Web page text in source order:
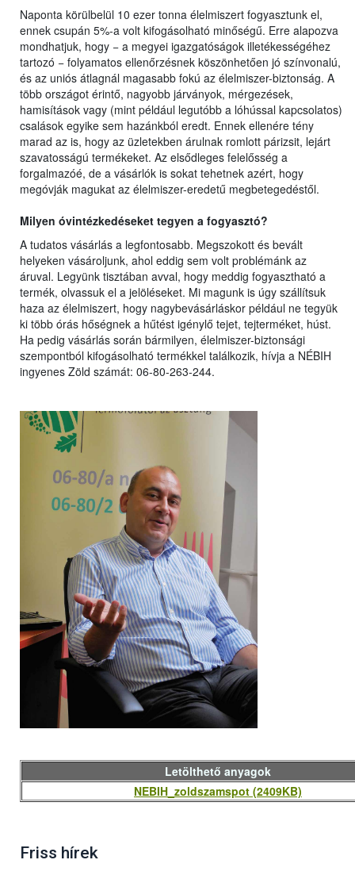
Naponta körülbelül 10 ezer tonna élelmiszert fogyasztunk el,
ennek csupán 5%-a volt kifogásolható minőségű. Erre alapozva
mondhatjuk, hogy − a megyei igazgatóságok illetékességéhez
tartozó − folyamatos ellenőrzésnek köszönhetően jó színvonalú,
és az uniós átlagnál magasabb fokú az élelmiszer-biztonság. A
több országot érintő, nagyobb járványok, mérgezések,
hamisítások vagy (mint például legutóbb a lóhússal kapcsolatos)
csalások egyike sem hazánkból eredt. Ennek ellenére tény
marad az is, hogy az üzletekben árulnak romlott párizsit, lejárt
szavatosságú termékeket. Az elsődleges felelősség a
forgalmazóé, de a vásárlók is sokat tehetnek azért, hogy
megóvják magukat az élelmiszer-eredetű megbetegedéstől.
Milyen óvintézkedéseket tegyen a fogyasztó?
A tudatos vásárlás a legfontosabb. Megszokott és bevált
helyeken vásároljunk, ahol eddig sem volt problémánk az
áruval. Legyünk tisztában avval, hogy meddig fogyasztható a
termék, olvassuk el a jelöléseket. Mi magunk is úgy szállítsuk
haza az élelmiszert, hogy nagybevásárláskor például ne tegyük
ki több órás hőségnek a hűtést igénylő tejet, tejterméket, húst.
Ha pedig vásárlás során bármilyen, élelmiszer-biztonsági
szempontból kifogásolható termékkel találkozik, hívja a NÉBIH
ingyenes Zöld számát: 06-80-263-244.
Letölthető anyagok
NEBIH_zoldszamspot (2409KB)
Friss hírek